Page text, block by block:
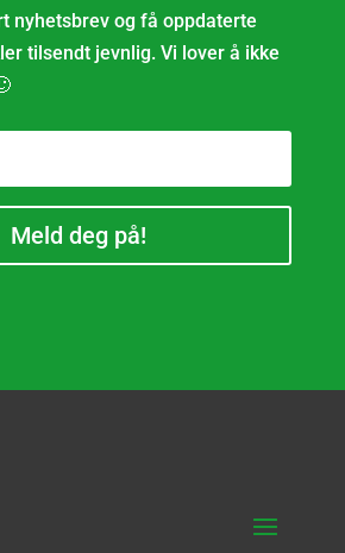
nyhetsbrev og få oppdaterte
tilsendt jevnlig. Vi lover å ikke
Meld deg på!